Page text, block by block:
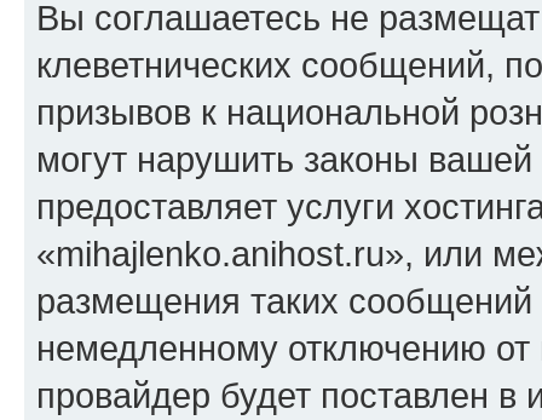
Вы соглашаетесь не
клеветнических сообщений,
призывов к национальной
могут нарушить законы
предоставляет услуги
«mihajlenko.anihost.ru», или
размещения таких
немедленному отключению
провайдер будет поставлен в